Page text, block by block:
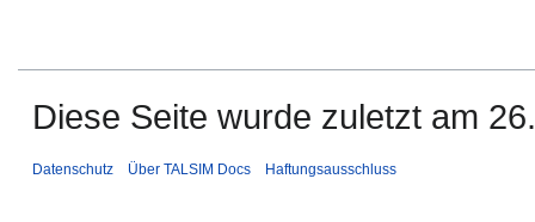
Diese Seite wurde zuletzt am
Datenschutz Über TALSIM Docs Haftungsausschluss